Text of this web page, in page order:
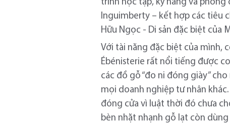
trình học tập, kỹ năng và phong
Inguimberty – kết hợp các tiêu
Hữu Ngọc - Di sản đặc biệt của
Với tài năng đặc biệt của mình,
Ébénisterie rất nổi tiếng được
các đồ gỗ “đo ni đóng giày”
mọi doanh nghiệp tư nhân
đóng cửa vì luật thời đó chưa
bèn nhặt nhạnh gỗ lạt còn